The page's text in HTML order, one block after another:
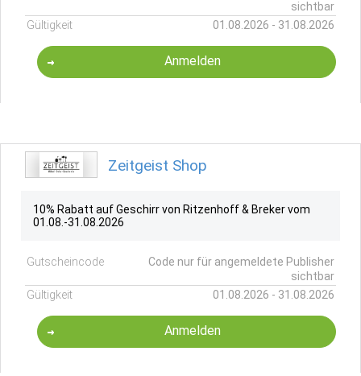
sichtbar
Gültigkeit
01.08.2026 - 31.08.2026
Anmelden
Zeitgeist Shop
10% Rabatt auf Geschirr von Ritzenhoff & Breker vom
01.08.-31.08.2026
Gutscheincode
Code nur für angemeldete Publisher
sichtbar
Gültigkeit
01.08.2026 - 31.08.2026
Anmelden